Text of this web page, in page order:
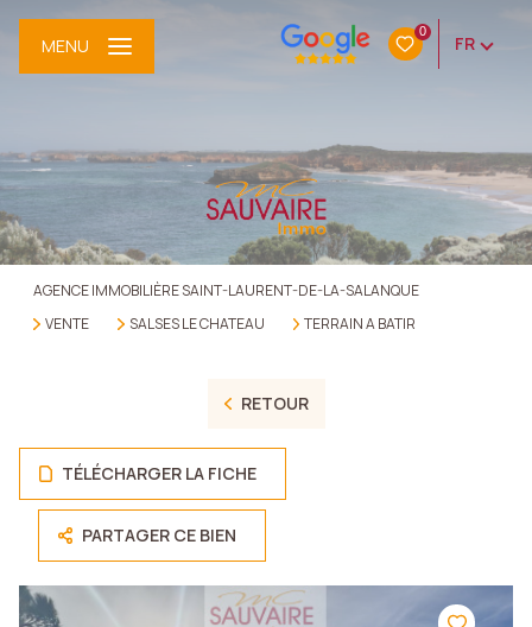
0
FR
MENU
AGENCE IMMOBILIÈRE SAINT-LAURENT-DE-LA-SALANQUE
VENTE
SALSES LE CHATEAU TERRAIN A BATIR
RETOUR
TÉLÉCHARGER LA FICHE
PARTAGER CE BIEN